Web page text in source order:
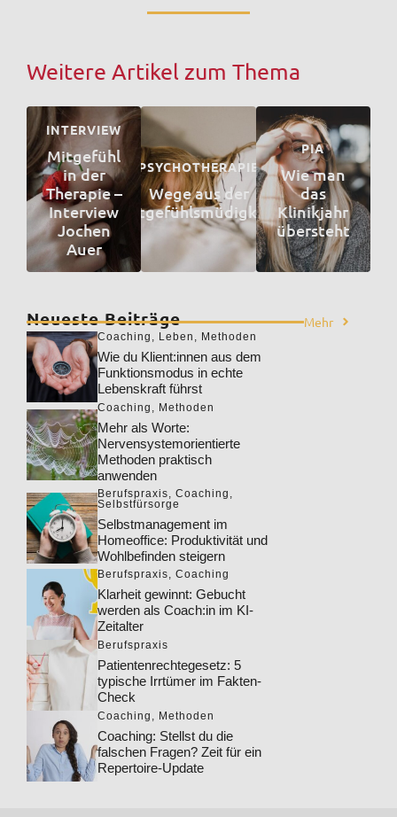
Weitere Artikel zum Thema
INTERVIEW
Mitgefühl
in der
Therapie –
Interview
Jochen
Auer
PSYCHOTHERAPIE
Wege aus der
Mitgefühlsmüdigkeit
PIA
Wie man
das
Klinikjahr
übersteht
Neueste Beiträge Mehr
Coaching , Leben , Methoden
Wie du Klient:innen aus dem
Funktionsmodus in echte
Lebenskraft führst
Coaching Methoden
Mehr als Worte:
Nervensystemorientierte
Methoden praktisch
anwenden
Berufspraxis Coaching
Selbstfürsorge
Selbstmanagement im
Homeoffice: Produktivität und
Wohlbefinden steigern
Berufspraxis, Coaching
Klarheit gewinnt: Gebucht
werden als Coach:in im KI-
Zeitalter
Berufspraxis
Patientenrechtegesetz: 5
typische Irrtümer im Fakten-
Check
Coaching , Methoden
Coaching: Stellst du die
falschen Fragen? Zeit für ein
Repertoire-Update